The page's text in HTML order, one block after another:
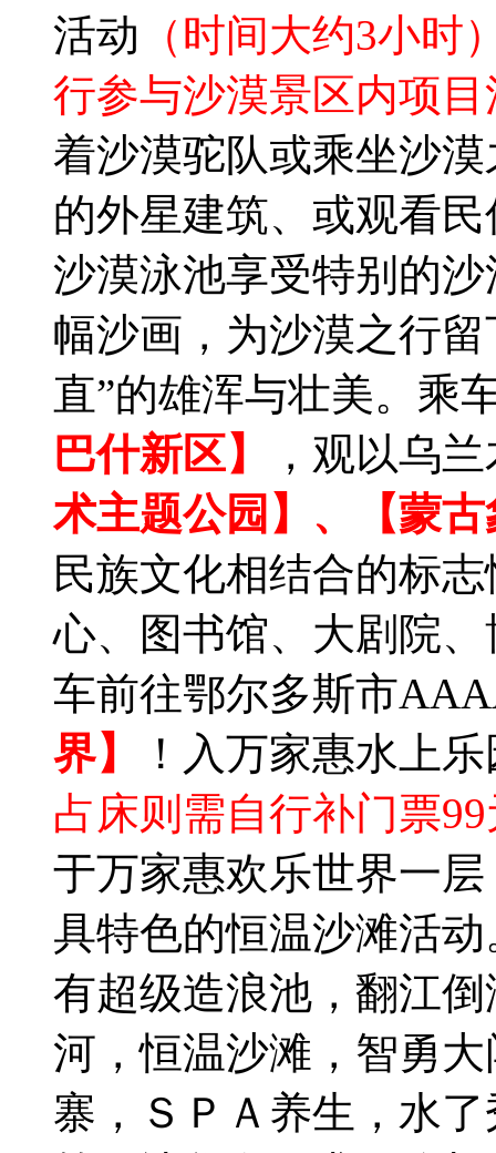
活动 （时间大约3小
行参与沙漠景区内项
着沙漠驼队或乘坐沙
的外星建筑、或观看
沙漠泳池享受特别的
幅沙画，为沙漠之行
直”的雄浑与壮美。乘
巴什新区】
，观以乌
术主题公园】、【蒙
民族文化相结合的标
心、图书馆、大剧院
车前往鄂尔多斯市
界】
！入万家惠水上
占床则需自行补门票
于万家惠欢乐世界一
具特色的恒温沙滩活
有超级造浪池，翻江
河，恒温沙滩，智勇
寨，ＳＰＡ养生，水